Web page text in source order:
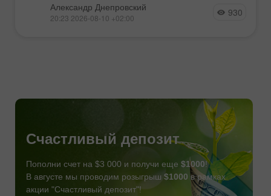
Александр Днепровский
20:23 2026-08-10 +02:00 930
Счастливый депозит
Пополни счет на $3 000 и получи еще $1000!
В августе мы проводим розыгрыш $1000 в рамках
акции "Счастливый депозит"!